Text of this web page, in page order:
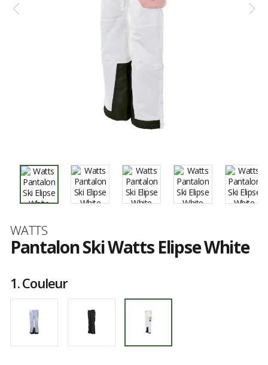
Marque
WATTS
Pantalon Ski Watts Elipse White
clients
1.Couleur